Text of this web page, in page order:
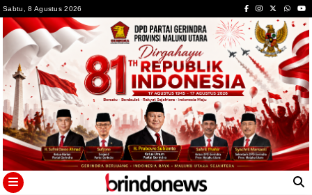
to
content
Sabtu, 8 Agustus 2026